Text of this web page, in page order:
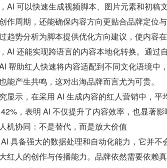
AI 可以快速生成视频脚本、图片元素和初稿
作周期，还能确保内容方向更贴合品牌定位
趋势分析为脚本提供优化方向建议，使内容
AI 还能实现跨语言的内容本地化转换。通过
帮助红人快速将内容适配到不同文化语境中
能产生共鸣，这对出海品牌而言尤为可贵。
显示，在采用 AI 生成内容的红人营销中，
，表明 AI 不仅提升了内容效率，也显著影
机协同：不是替代，而是放大价值
具备强大的数据处理和自动化能力，它并
红人的创作与传播能力。品牌依然需要依赖